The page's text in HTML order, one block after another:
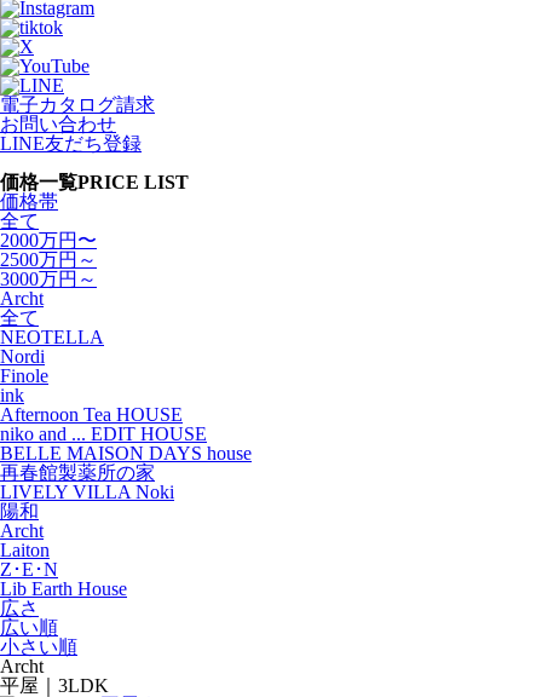
電子カタログ請求
お問い合わせ
LINE友だち登録
価格一覧PRICE LIST
価格帯
全て
2000万円〜
2500万円～
3000万円～
Archt
全て
NEOTELLA
Nordi
Finole
ink
Afternoon Tea HOUSE
niko and ... EDIT HOUSE
BELLE MAISON DAYS house
再春館製薬所の家
LIVELY VILLA Noki
陽和
Archt
Laiton
Z･E･N
Lib Earth House
広さ
広い順
小さい順
Archt
平屋｜3LDK